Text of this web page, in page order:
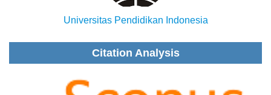
Universitas Pendidikan Indonesia
Citation Analysis